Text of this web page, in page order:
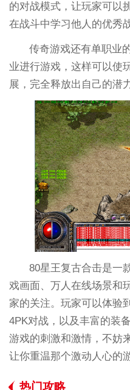
的对战模式，让玩家可以
在战斗中学习他人的优秀
传奇游戏还有单职业
业进行游戏，这样可以使
展，完全释放出自己的潜
80星王复古合击是一
戏画面、万人在线场景和
家的关注。玩家可以体验
4PK对战，以及丰富的装
游戏的刺激和激情，不妨
让你重温那个激动人心的
热门攻略